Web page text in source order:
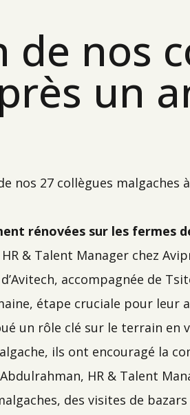
nos
un
nos 27 collègues
rénovées sur les
& Talent Manager chez
accompagnée de
étape cruciale pour leur
un rôle clé sur le terrain en
ils ont encouragé la
HR & Talent
des visites de